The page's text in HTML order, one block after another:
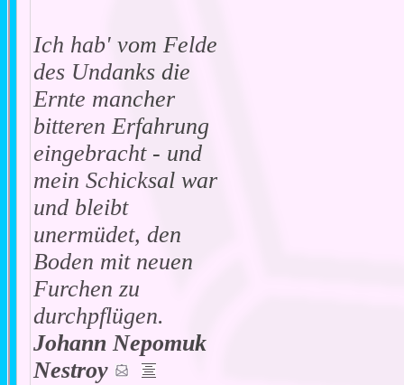
Ich hab' vom Felde
des Undanks die
Ernte mancher
bitteren Erfahrung
eingebracht - und
mein Schicksal war
und bleibt
unermüdet, den
Boden mit neuen
Furchen zu
durchpflügen.
Johann Nepomuk
Nestroy